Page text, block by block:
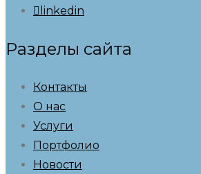
linkedin
Разделы сайта
Контакты
О нас
Услуги
Портфолио
Новости